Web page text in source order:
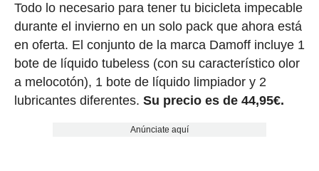
Todo lo necesario para tener tu bicicleta impecable
durante el invierno en un solo pack que ahora está
en oferta. El conjunto de la marca Damoff incluye 1
bote de líquido tubeless (con su característico olor
a melocotón), 1 bote de líquido limpiador y 2
lubricantes diferentes. Su precio es de 44,95€.
Anúnciate aquí